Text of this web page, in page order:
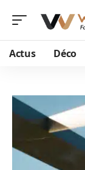
Actus Déco